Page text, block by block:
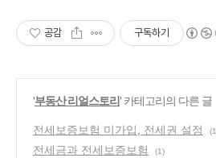
공감 구독하기
'부동산 리얼스토리' 카테고리의 다른 글
전세보증보험 미가입, 전세권 설정
전세금과 전세보증보험 (1)